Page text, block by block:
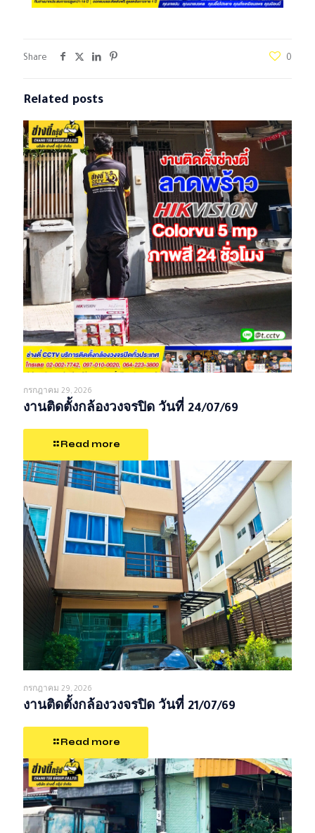
Share 0
Related posts
กรกฎาคม 29, 2026
งานติดตั้งกล้องวงจรปิด วันที่ 24/07/69
Read more
กรกฎาคม 29, 2026
งานติดตั้งกล้องวงจรปิด วันที่ 21/07/69
Read more